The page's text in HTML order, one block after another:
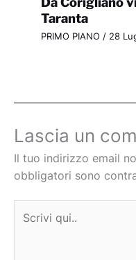
Taranta
PRIMO PIANO / 28
Lascia un
Il tuo indirizzo email
obbligatori sono
qui..